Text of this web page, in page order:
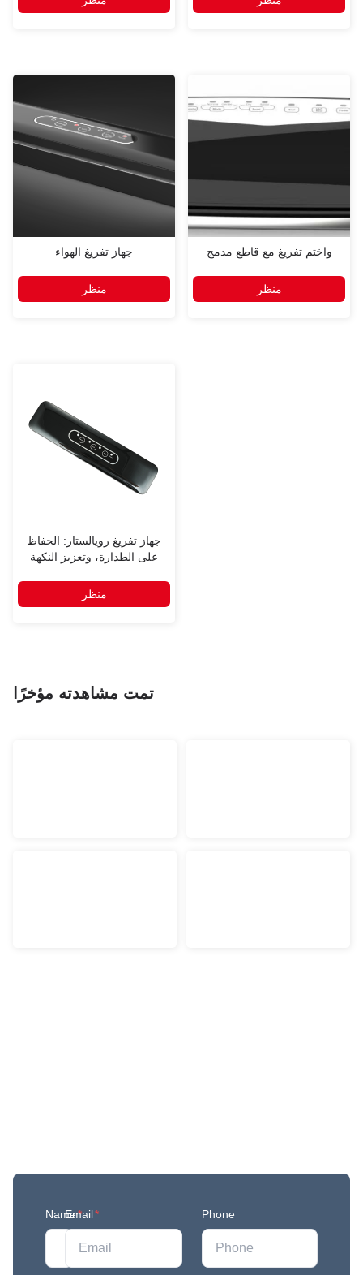
جهاز تفريغ الهواء
منظر
واختم تفريغ مع قاطع مدمج
منظر
جهاز تفريغ رويالستار: الحفاظ
على الطدارة، وتعزيز النكهة
منظر
تمت مشاهدته مؤخرًا
Name*
Email* Phone